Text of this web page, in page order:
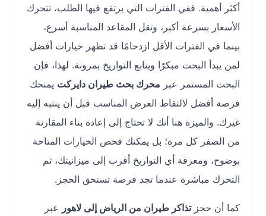
أكثر أهمية. ففي الفترات التي يرتفع فيها الطلب، تتحرك
الأسعار بسرعة أكبر، وتقل المقاعد المناسبة أسرع،
بينما في الفترات الأقل ازدحامًا قد تظهر خيارات أفضل
لمن يبدأ البحث مبكرًا ويتابع التواريخ بمرونة. لهذا، فإن
البحث المستمر عبرمحرك بحث طيران دايركتيمنحك
فرصة أفضل لالتقاط العرض المناسب قبل أن ينتبه إليه
غيرك. والميزة هنا أنك لا تحتاج إلى إعادة بناء المقارنة
من الصفر كل مرة؛ بل يمكنك فحص الخيارات المتاحة
بوضوح، ومعرفة أي التواريخ أقرب إلى ميزانيتك، ثم
التحرك مباشرة عندما تجد فرصة تستحق الحجز.
كما أن حجز تذاكر طيران من الرياض إلى لاهورعبر